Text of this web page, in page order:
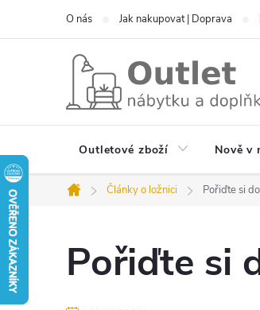
O nás Jak nakupovat | Doprava
Outletové zboží Nově v
Domů
Články o ložnici Pořiďte si
Pořiďte si